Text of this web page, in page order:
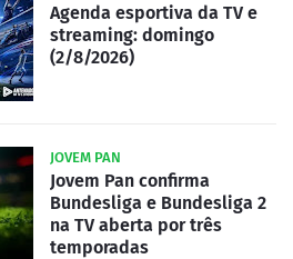
Agenda esportiva da TV e
streaming: domingo
(2/8/2026)
JOVEM PAN
Jovem Pan confirma
Bundesliga e Bundesliga 2
na TV aberta por três
temporadas